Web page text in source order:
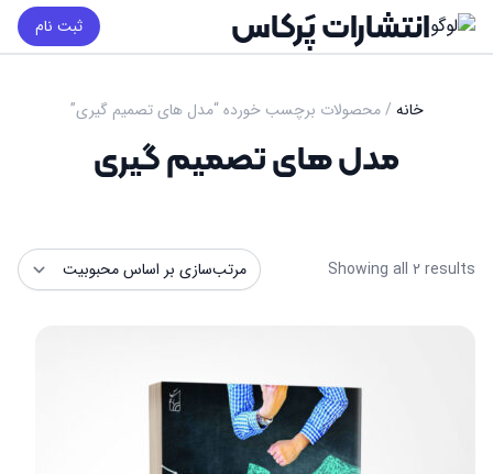
انتشارات پَرکاس ثبت نام
خانه / محصولات برچسب خورده “مدل های تصمیم گیری”
مدل های تصمیم گیری
Showing all 2 results